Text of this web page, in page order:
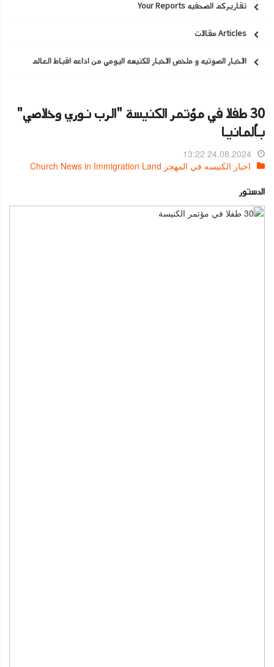
تقاريركم الصحفيه Your Reports
Articles مقالات
الاخبار الصوتيه و ملخص الاخبار للكنيسه اليومي من اذاعه اقباط العالم
30 طفلا في مؤتمر الكنيسة "الرب نوري وخلاصي"
بألمانيا
24.08.2024 13:22
اخبار الكنيسه في المهجر Church News in Immigration Land
الدستور